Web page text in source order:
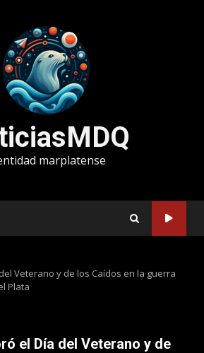
marplatense
Veterano y de los Caídos en la guerra
Plata
el Día del Veterano y de